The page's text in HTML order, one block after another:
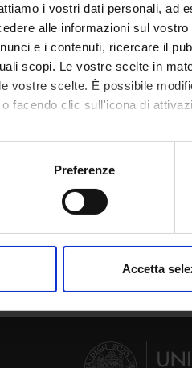
i vostri dati personali, ad
alle informazioni sul
e i contenuti, ricercare il
scopi. Le vostre scelte in
vostre scelte. È possibile
facendo clic sull'icona di
anche:
sulla tua posizione geografica,
in qualsiasi momento dalla
dei loro servizi.
Preferenze
Accetta
1
RIFERIMENTO